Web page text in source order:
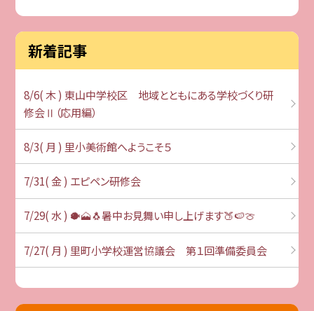
新着記事
8/6( 木 ) 東山中学校区 地域とともにある学校づくり研
修会Ⅱ（応用編）
8/3( 月 ) 里小美術館へようこそ５
7/31( 金 ) エピペン研修会
7/29( 水 ) 🐡🗻🐧暑中お見舞い申し上げます🍑🍉🍈
7/27( 月 ) 里町小学校運営協議会 第１回準備委員会